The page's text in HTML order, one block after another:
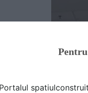
Portalul